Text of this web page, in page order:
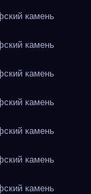
камень
камень
камень
камень
камень
камень
камень